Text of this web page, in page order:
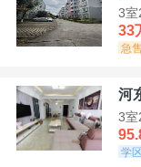
3室
33
急售
河
3室
学区